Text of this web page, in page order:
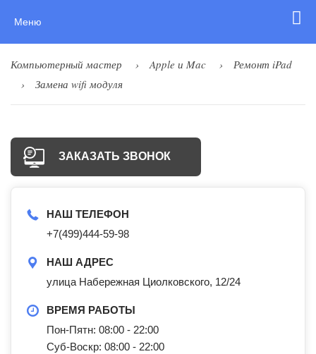
Меню
Компьютерный мастер Apple и Mac
Ремонт iPad
Замена wifi модуля
ЗАКАЗАТЬ ЗВОНОК
НАШ ТЕЛЕФОН
+7(499)444-59-98
НАШ АДРЕС
улица Набережная Циолковского, 12/24
ВРЕМЯ РАБОТЫ
Пон-Пятн: 08:00 - 22:00
Суб-Воскр: 08:00 - 22:00